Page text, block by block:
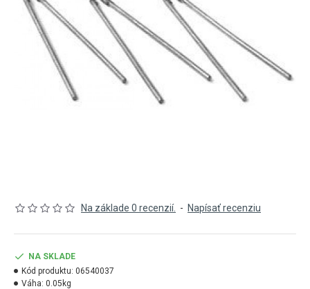
Na základe 0 recenzií. - Napísať recenziu
NA SKLADE
Kód produktu: 06540037
Váha: 0.05kg